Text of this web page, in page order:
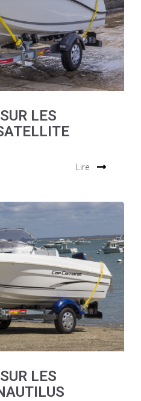
LES
Lire
LES